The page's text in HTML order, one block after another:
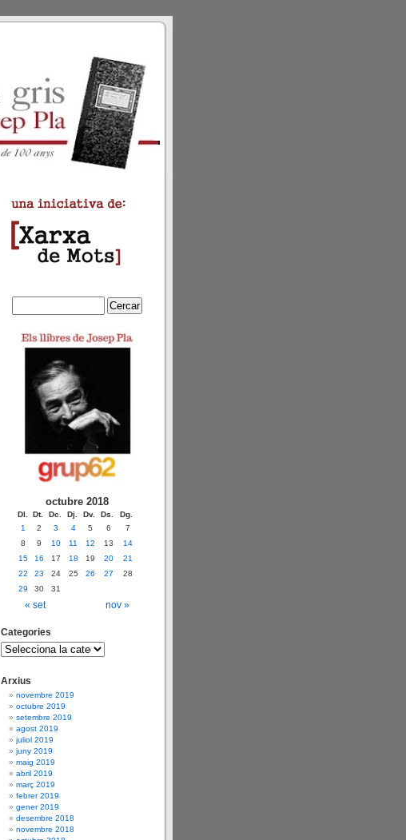
octubre 2018
Dl. Dt. Dc. Dj. Dv. Ds. Dg.
« set nov »
1 2 3 4 5 6
7
8
9 10 11 12 13
14
15
16 17 18 19 20
21
22
23 24 25 26 27
28
29
30 31
Categories
Arxius
novembre 2019
octubre 2019
setembre 2019
agost 2019
juliol 2019
juny 2019
maig 2019
abril 2019
març 2019
febrer 2019
gener 2019
desembre 2018
novembre 2018